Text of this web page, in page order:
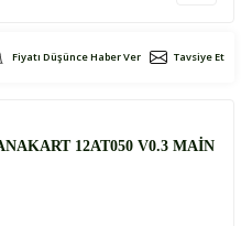
Fiyatı Düşünce Haber Ver Tavsiye Et
12AT050 V0.3 MAİN